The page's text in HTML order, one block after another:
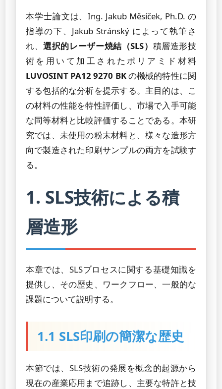
本学士論文は、Ing. Jakub Měsíček, Ph.D. の
指導の下、Jakub Stránský によって執筆さ
れ、選択的レーザー焼結（SLS） 積層造形技
術を用いて加工されたポリアミド材料
LUVOSINT PA12 9270 BKの機械的特性に関
する包括的な分析を提示する。主目的は、こ
の材料の性能を特性評価し、市場で入手可能
な同等材料と比較評価することである。本研
究では、未使用の粉末材料と、様々な造形方
向で製造された印刷サンプルの両方を試験す
る。
1. SLS技術による積
層造形
本章では、SLSプロセスに関する基礎知識を
提供し、その歴史、ワークフロー、一般的な
課題について説明する。
1.1 SLS印刷の簡潔な歴史
本節では、SLS技術の発展を概念的起源から
現在の産業応用まで追跡し、主要な特許と技